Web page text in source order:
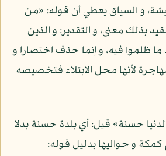
و السياق يعطي أن قوله: «من
بذلك معنى، و التقدير: و الذين
ما ظلموا فيه، و إنما حذف اختصارا و
لأنها محل الابتلاء فتخصيصه
حسنة» قيل: أي بلدة حسنة بدلا
و حواليها بدليل قوله: